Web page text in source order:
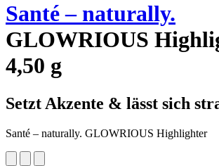
Santé – naturally.
GLOWRIOUS
4,50 g
Setzt Akzente & lässt sich
Santé – naturally. GLOWRIOUS Highlighter